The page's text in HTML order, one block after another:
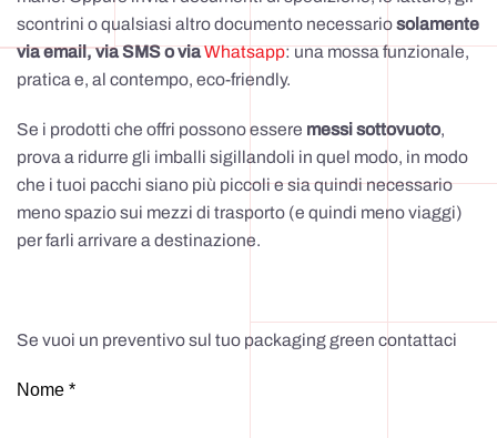
scontrini o qualsiasi altro documento necessariosolamente
via email, via SMS o viaWhatsapp: una mossa funzionale,
pratica e, al contempo, eco-friendly.
Se i prodotti che offri possono essere messi sottovuoto,
prova a ridurre gli imballi sigillandoli in quel modo, in modo
che i tuoi pacchi siano più piccoli e sia quindi necessario
meno spazio sui mezzi di trasporto (e quindi meno viaggi)
per farli arrivare a destinazione.
Se vuoi un preventivo sul tuo packaging green contattaci
Nome *